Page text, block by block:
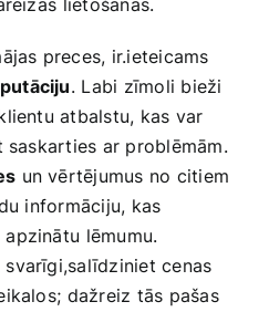
​preces, ir.ieteicams
. ⁣Labi zīmoli bieži
‌atbalstu, ‍kas var
ar ‍problēmām.
⁢un vērtējumus no citiem
‌informāciju, ‍kas
lēmumu.‌
svarīgi,salīdziniet cenas
dažreiz tās‌ pašas